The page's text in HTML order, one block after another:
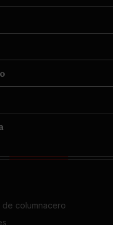
columnacero